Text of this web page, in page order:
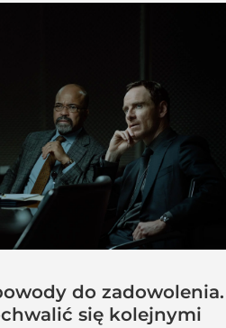
do zadowolenia.
się kolejnymi